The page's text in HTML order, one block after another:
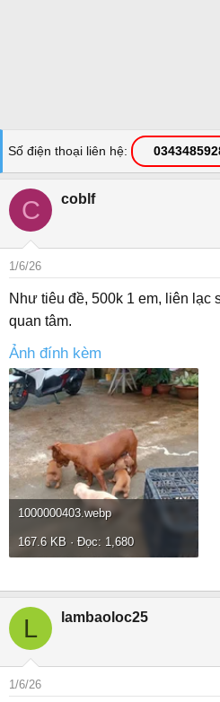
Số điện thoại liên hệ
C coblf
1/6/26
Như tiêu đề, 500k 1 em, liên lạc
quan tâm.
Ảnh đính kèm
1000000403.webp
167.6 KB · Đọc: 1,680
L lambaoloc25
1/6/26